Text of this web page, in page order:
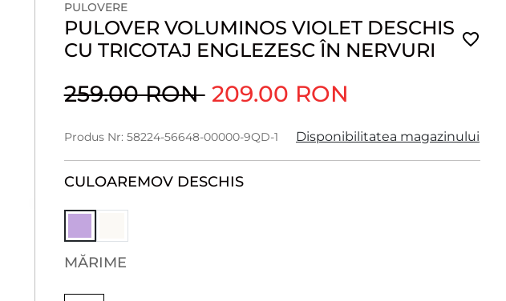
PULOVERE
PULOVER VOLUMINOS VIOLET DESCHIS
CU TRICOTAJ ENGLEZESC ÎN NERVURI
259.00 RON 209.00 RON
Produs Nr: 58224-56648-00000-9QD-1 Disponibilitatea magazinului
CULOAREMOV DESCHIS
MĂRIME